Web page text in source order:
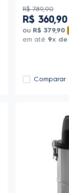
R$ 789,90
R$ 360,90
ou R$ 379,90
em até 9x de
Comparar